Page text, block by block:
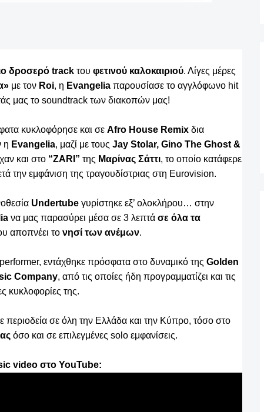
δροσερό track του φετινού καλοκαιριού. Λίγες μέρες
με τον Roi, η Evangeliaπαρουσίασε το αγγλόφωνο hit
μας το soundtrack των διακοπών μας!
κυκλοφόρησε και σε Afro House Remix δια
η Evangelia, μαζί με τους Jay Stolar, Gino The Ghost &
και στο “ZARI” της Μαρίνας Σάττι, το οποίο κατάφερε
την εμφάνιση της τραγουδίστριας στη Eurovision.
Undertube γυρίστηκε εξ’ ολοκλήρου… στην
να μας παρασύρει μέσα σε 3 λεπτά σε όλα τα
αποπνέει το νησί των ανέμων.
εντάχθηκε πρόσφατα στο δυναμικό της Golden
Company, από τις οποίες ήδη προγραμματίζει και τις
κυκλοφορίες της.
περιοδεία σε όλη την Ελλάδα και την Κύπρο, τόσο στο
όσο και σε επιλεγμένες solo εμφανίσεις.
videoστο YouTube: